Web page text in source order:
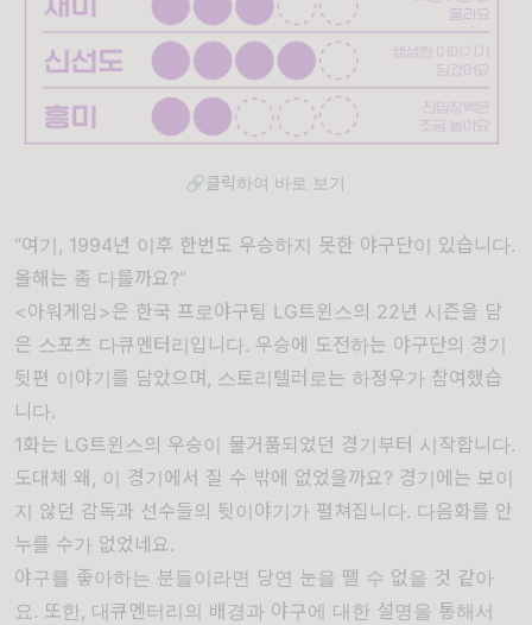
🔗클릭하여 바로 보기
“여기, 1994년 이후 한번도 우승하지 못한 야구단이 있습니다.
올해는 좀 다를까요?”
<아워게임>은 한국 프로야구팀 LG트윈스의 22년 시즌을 담
은 스포츠 다큐멘터리입니다. 우승에 도전하는 야구단의 경기
뒷편 이야기를 담았으며, 스토리텔러로는 하정우가 참여했습
니다.
1화는 LG트윈스의 우승이 물거품되었던 경기부터 시작합니다.
도대체 왜, 이 경기에서 질 수 밖에 없었을까요? 경기에는 보이
지 않던 감독과 선수들의 뒷이야기가 펼쳐집니다. 다음화를 안
누를 수가 없었네요.
야구를 좋아하는 분들이라면 당연 눈을 뗄 수 없을 것 같아
요. 또한, 대큐멘터리의 배경과 야구에 대한 설명을 통해서